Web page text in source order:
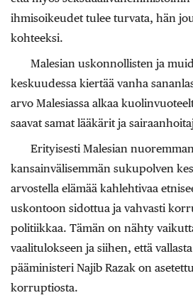
ihmisoikeudet tulee turvata, hän
kohteeksi.
Malesian uskonnollisten ja
keskuudessa kiertää vanha
arvo Malesiassa alkaa
saavat samat lääkärit ja
Erityisesti Malesian
kansainvälisemmän sukupolven
arvostella elämää kahlehtivaa
uskontoon sidottua ja vahvasti
politiikkaa. Tämän on nähty
vaalitulokseen ja siihen, että
pääministeri Najib Razak on
korruptiosta.